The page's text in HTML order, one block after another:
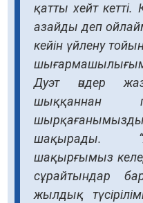
қатты хейт кетті.
азайды деп
кейін үйлену
Дуэт әндер
шыққаннан
шақырады.
шақырғымыз
сұрайтындар
жылдық